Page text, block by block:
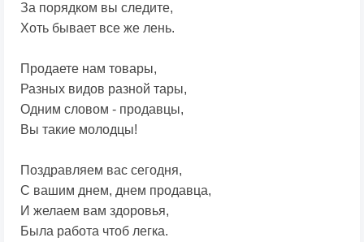
За порядком вы следите,
Хоть бывает все же лень.
Продаете нам товары,
Разных видов разной тары,
Одним словом - продавцы,
Вы такие молодцы!
Поздравляем вас сегодня,
С вашим днем, днем продавца,
И желаем вам здоровья,
Была работа чтоб легка.